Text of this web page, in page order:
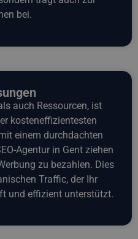
bei.
auch Ressourcen, ist
kosteneffizientesten
einem durchdachten
Agentur in Gent ziehen
zu bezahlen. Dies
Traffic, der Ihr
und effizient unterstützt.